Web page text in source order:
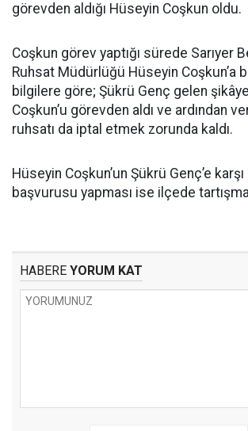
görevden aldığı Hüseyin Coşkun oldu.
Coşkun görev yaptığı sürede Sarıyer
Ruhsat Müdürlüğü Hüseyin Coşkun’a
bilgilere göre; Şükrü Genç gelen
Coşkun’u görevden aldı ve ardından
ruhsatı da iptal etmek zorunda kaldı.
Hüseyin Coşkun’un Şükrü Genç’e karşı
başvurusu yapması ise ilçede
HABERE YORUM KAT